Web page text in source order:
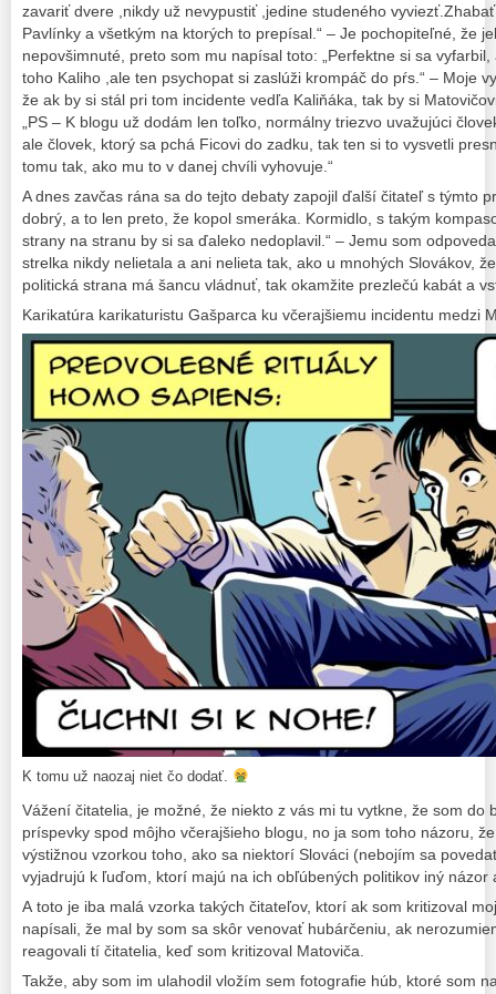
zavariť dvere ,nikdy už nevypustiť ,jedine studeného
Pavlínky a všetkým na ktorých to prepísal.“ – Je pochopiteľné, že
nepovšimnuté, preto som mu napísal toto: „Perfektne si sa
toho Kaliho ,ale ten psychopat si zaslúži krompáč do pŕs.“ – Moje
že ak by si stál pri tom incidente vedľa Kaliňáka, tak by si
„PS – K blogu už dodám len toľko, normálny triezvo uvažujúci
ale človek, ktorý sa pchá Ficovi do zadku, tak ten si to vysvetli
tomu tak, ako mu to v danej chvíli vyhovuje.“
A dnes zavčas rána sa do tejto debaty zapojil ďalší čitateľ s týmto
dobrý, a to len preto, že kopol smeráka. Kormidlo, s takým
strany na stranu by si sa ďaleko nedoplavil.“ – Jemu som
strelka nikdy nelietala a ani nelieta tak, ako u mnohých Slovákov,
politická strana má šancu vládnuť, tak okamžite prezlečú kabát a
Karikatúra karikaturistu Gašparca ku včerajšiemu incidentu medzi
K tomu už naozaj niet čo dodať.
Vážení čitatelia, je možné, že niekto z vás mi tu vytkne, že som do
príspevky spod môjho včerajšieho blogu, no ja som toho názoru,
výstižnou vzorkou toho, ako sa niektorí Slováci (nebojím sa
vyjadrujú k ľuďom, ktorí majú na ich obľúbených politikov iný názor
A toto je iba malá vzorka takých čitateľov, ktorí ak som kritizoval
napísali, že mal by som sa skôr venovať hubárčeniu, ak
reagovali tí čitatelia, keď som kritizoval Matoviča.
Takže, aby som im ulahodil vložím sem fotografie húb, ktoré som